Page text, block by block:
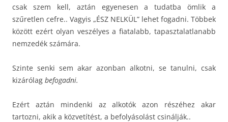
csak szem kell, aztán egyenesen a tudatba ömlik a
szűretlen cefre.. Vagyis „ÉSZ NELKÜL” lehet fogadni. Többek
között ezért olyan veszélyes a fiatalabb, tapasztalatlanabb
nemzedék számára.
Szinte senki sem akar azonban alkotni, se tanulni, csak
kizárólag befogadni.
Ezért aztán mindenki az alkotók azon részéhez akar
tartozni, akik a közvetítést, a befolyásolást csinálják..